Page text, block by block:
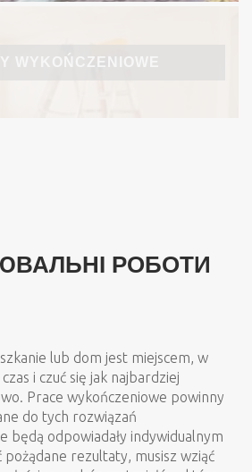
WYKOŃCZENIOWE
РОБОТИ
lub dom jest miejscem, w
i czuć się jak najbardziej
Prace wykończeniowe powinny
do tych rozwiązań
będą odpowiadały indywidualnym
pożądane rezultaty, musisz wziąć